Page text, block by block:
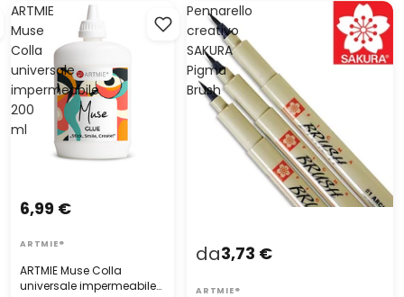
ARTMIE
Muse
Colla
universale
impermeabile
200
ml
ARTMIE Muse Colla
universale impermeabile
6,99 €
ARTMIE®
Pennarello
creativo
SAKURA
Pigma
Brush
da3,73 €
ARTMIE®